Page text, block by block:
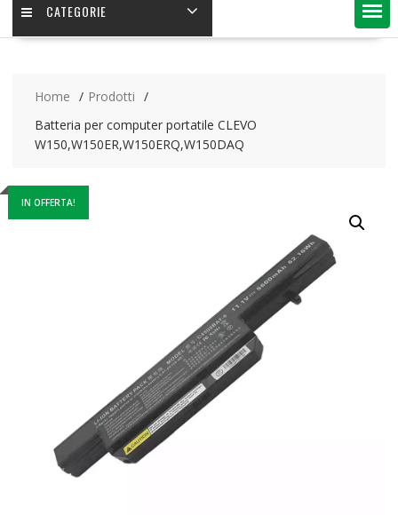
CATEGORIE
Home
Prodotti
Batteria per computer portatile CLEVO
W150,W150ER,W150ERQ,W150DAQ
IN OFFERTA!